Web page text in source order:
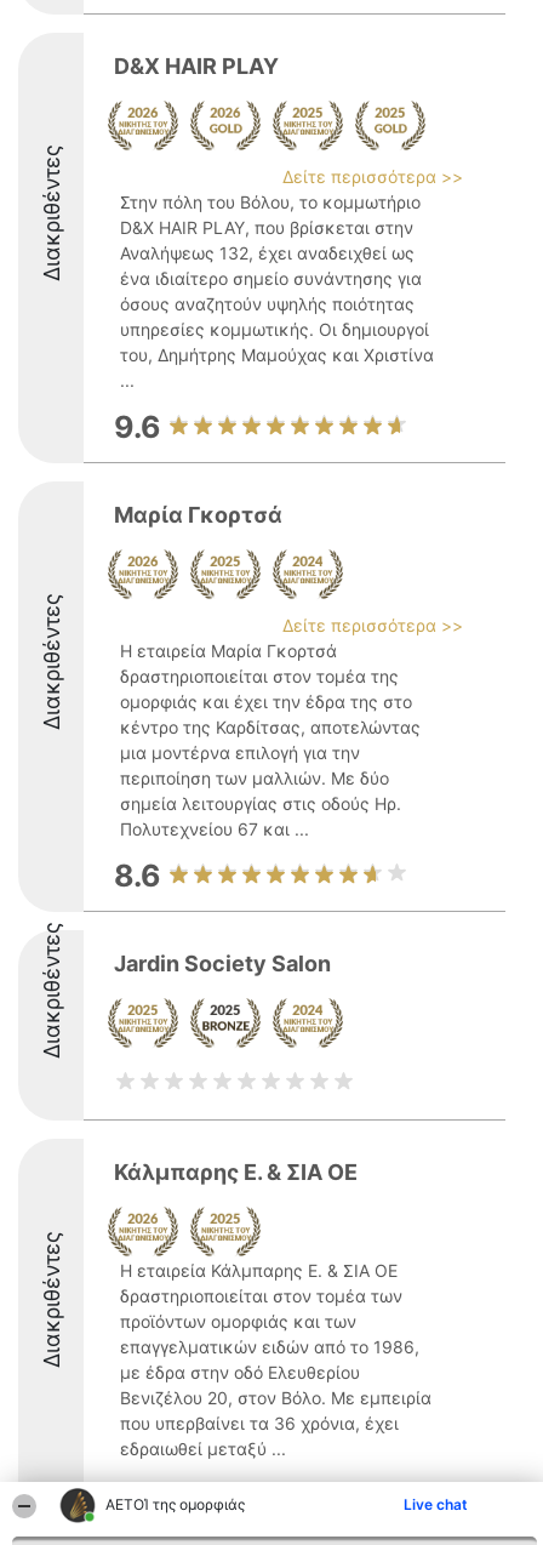
ΑΕΤΟΊ της ομορφιάς Live chat
Διακριθέντες
D&X HAIR PLAY
Δείτε περισσότερα >>
Στην πόλη του Βόλου, το κομμωτήριο
D&X HAIR PLAY, που βρίσκεται στην
Αναλήψεως 132, έχει αναδειχθεί ως
ένα ιδιαίτερο σημείο συνάντησης για
όσους αναζητούν υψηλής ποιότητας
υπηρεσίες κομμωτικής. Οι δημιουργοί
του, Δημήτρης Μαμούχας και Χριστίνα
...
9.6
Διακριθέντες
Μαρία Γκορτσά
Δείτε περισσότερα >>
Η εταιρεία Μαρία Γκορτσά
δραστηριοποιείται στον τομέα της
ομορφιάς και έχει την έδρα της στο
κέντρο της Καρδίτσας, αποτελώντας
μια μοντέρνα επιλογή για την
περιποίηση των μαλλιών. Με δύο
σημεία λειτουργίας στις οδούς Ηρ.
Πολυτεχνείου 67 και ...
8.6
Διακριθέντες Jardin Society Salon
Διακριθέντες
Κάλμπαρης Ε. & ΣΙΑ ΟΕ
Η εταιρεία Κάλμπαρης Ε. & ΣΙΑ ΟΕ
δραστηριοποιείται στον τομέα των
προϊόντων ομορφιάς και των
επαγγελματικών ειδών από το 1986,
με έδρα στην οδό Ελευθερίου
Βενιζέλου 20, στον Βόλο. Με εμπειρία
που υπερβαίνει τα 36 χρόνια, έχει
εδραιωθεί μεταξύ ...
8.7